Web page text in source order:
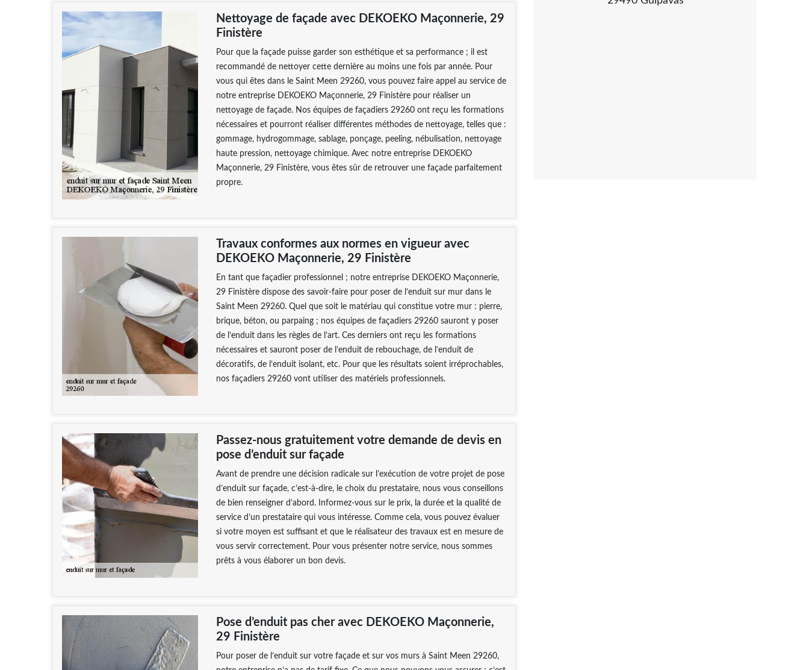
Nettoyage de façade avec DEKOEKO Maçonnerie, 29
Finistère
Pour que la façade puisse garder son esthétique et sa performance ; il est
recommandé de nettoyer cette dernière au moins une fois par année. Pour
vous qui êtes dans le Saint Meen 29260, vous pouvez faire appel au service de
notre entreprise DEKOEKO Maçonnerie, 29 Finistère pour réaliser un
nettoyage de façade. Nos équipes de façadiers 29260 ont reçu les formations
nécessaires et pourront réaliser différentes méthodes de nettoyage, telles que :
gommage, hydrogommage, sablage, ponçage, peeling, nébulisation, nettoyage
haute pression, nettoyage chimique. Avec notre entreprise DEKOEKO
Maçonnerie, 29 Finistère, vous êtes sûr de retrouver une façade parfaitement
propre.
Travaux conformes aux normes en vigueur avec
DEKOEKO Maçonnerie, 29 Finistère
En tant que façadier professionnel ; notre entreprise DEKOEKO Maçonnerie,
29 Finistère dispose des savoir-faire pour poser de l’enduit sur mur dans le
Saint Meen 29260. Quel que soit le matériau qui constitue votre mur : pierre,
brique, béton, ou parpaing ; nos équipes de façadiers 29260 sauront y poser
de l’enduit dans les règles de l’art. Ces derniers ont reçu les formations
nécessaires et sauront poser de l’enduit de rebouchage, de l’enduit de
décoratifs, de l’enduit isolant, etc. Pour que les résultats soient irréprochables,
nos façadiers 29260 vont utiliser des matériels professionnels.
Passez-nous gratuitement votre demande de devis en
pose d’enduit sur façade
Avant de prendre une décision radicale sur l’exécution de votre projet de pose
d’enduit sur façade, c’est-à-dire, le choix du prestataire, nous vous conseillons
de bien renseigner d’abord. Informez-vous sur le prix, la durée et la qualité de
service d’un prestataire qui vous intéresse. Comme cela, vous pouvez évaluer
si votre moyen est suffisant et que le réalisateur des travaux est en mesure de
vous servir correctement. Pour vous présenter notre service, nous sommes
prêts à vous élaborer un bon devis.
Pose d’enduit pas cher avec DEKOEKO Maçonnerie,
29 Finistère
Pour poser de l’enduit sur votre façade et sur vos murs à Saint Meen 29260,